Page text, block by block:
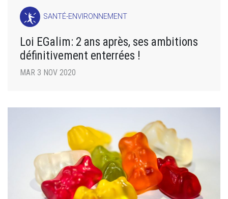
SANTÉ-ENVIRONNEMENT
Loi EGalim: 2 ans après, ses ambitions
définitivement enterrées !
MAR 3 NOV 2020